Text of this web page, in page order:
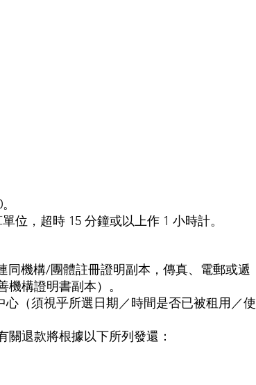
位，超時 15 分鐘或以上作 1 小時計。
同機構/團體註冊證明副本，傳真、電郵或遞
構證明書副本）。
（須視乎所選日期／時間是否已被租用／使
退款將根據以下所列發還：